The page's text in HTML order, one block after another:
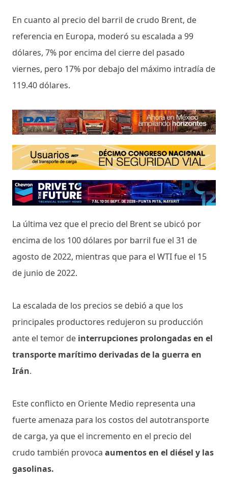
En cuanto al precio del barril de crudo Brent, de
referencia en Europa, moderó su escalada a 99
dólares, 7% por encima del cierre del pasado
viernes, pero 17% por debajo del máximo intradía de
119.40 dólares.
La última vez que el precio del Brent se ubicó por
encima de los 100 dólares por barril fue el 31 de
agosto de 2022, mientras que para el WTI fue el 15
de junio de 2022.
La escalada de los precios se debió a que los
principales productores redujeron su producción
ante el temor de interrupciones prolongadas en el
transporte marítimo derivadas de la guerra en
Irán.
Este conflicto en Oriente Medio representa una
fuerte amenaza para los costos del autotransporte
de carga, ya que el incremento en el precio del
crudo también provoca aumentos en el diésel y las
gasolinas.